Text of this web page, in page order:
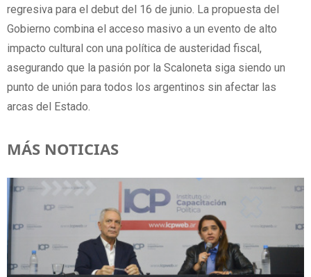
regresiva para el debut del 16 de junio. La propuesta del
Gobierno combina el acceso masivo a un evento de alto
impacto cultural con una política de austeridad fiscal,
asegurando que la pasión por la Scaloneta siga siendo un
punto de unión para todos los argentinos sin afectar las
arcas del Estado.
MÁS NOTICIAS